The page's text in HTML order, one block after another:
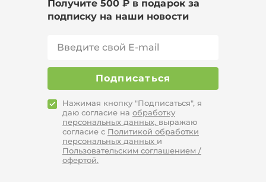
Получите 500 ₽ в подарок за
подписку на наши новости
Подписаться
Нажимая кнопку "Подписаться", я
даю согласие на обработку
персональных данных, выражаю
согласие с Политикой обработки
персональных данных и
Пользовательским соглашением /
офертой.